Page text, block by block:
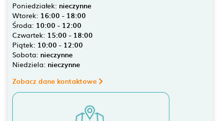
Poniedziałek: nieczynne
Wtorek: 16:00 - 18:00
Środa: 10:00 - 12:00
Czwartek: 15:00 - 18:00
Piątek: 10:00 - 12:00
Sobota: nieczynne
Niedziela: nieczynne
Zobacz dane kontaktowe